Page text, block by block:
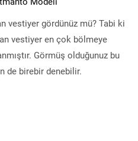
vestiyer gördünüz mü? Tabi ki
vestiyer en çok bölmeye
Görmüş olduğunuz bu
de birebir denebilir.